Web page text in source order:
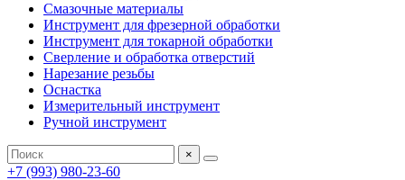
Смазочные материалы
Инструмент для фрезерной обработки
Инструмент для токарной обработки
Сверление и обработка отверстий
Нарезание резьбы
Оснастка
Измерительный инструмент
Ручной инструмент
×
+7 (993) 980-23-60